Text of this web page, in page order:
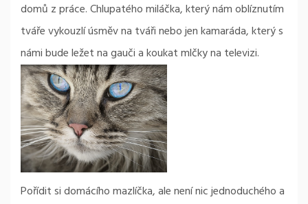
domů z práce. Chlupatého miláčka, který nám oblíznutím
tváře vykouzlí úsměv na tváři nebo jen kamaráda, který s
námi bude ležet na gauči a koukat mlčky na televizi.
Pořídit si domácího mazlíčka, ale není nic jednoduchého a